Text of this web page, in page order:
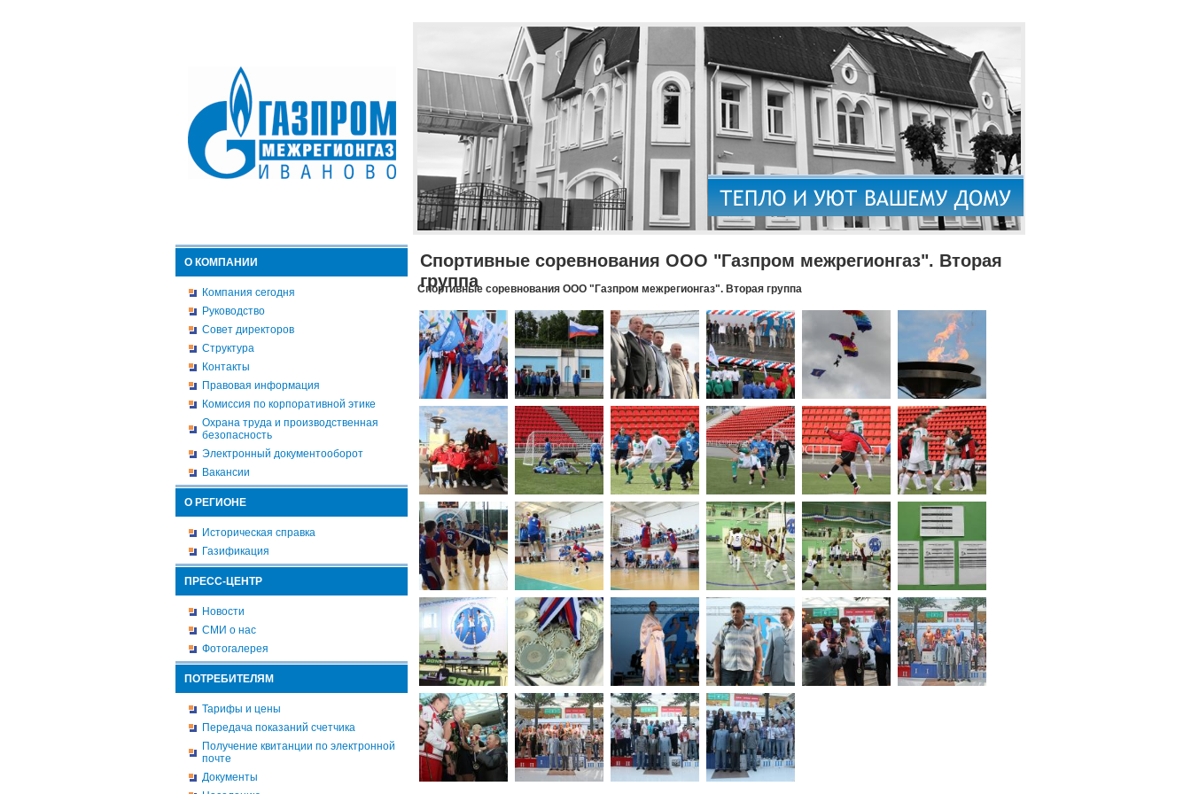
О КОМПАНИИ
Компания сегодня
Руководство
Совет директоров
Структура
Контакты
Правовая информация
Комиссия по корпоративной этике
Охрана труда и производственная
безопасность
Электронный документооборот
Вакансии
О РЕГИОНЕ
Историческая справка
Газификация
ПРЕСС-ЦЕНТР
Новости
СМИ о нас
Фотогалерея
ПОТРЕБИТЕЛЯМ
Тарифы и цены
Передача показаний счетчика
Получение квитанции по электронной
почте
Документы
Спортивные соревнования ООО "Газпром межрегионгаз". Вторая
группа
Спортивные соревнования ООО "Газпром межрегионгаз". Вторая группа